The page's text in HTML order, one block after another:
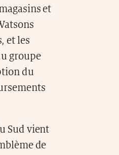
et
et les
groupe
du
Sud vient
de